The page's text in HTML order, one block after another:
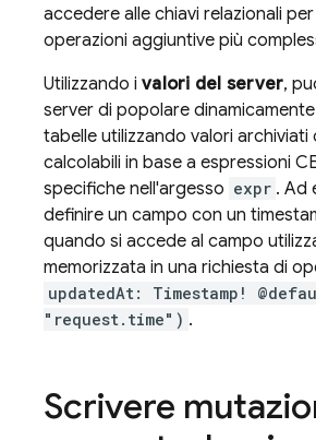
accedere alle chiavi relazionali
operazioni aggiuntive più
Utilizzando i valori del server,
server di popolare
tabelle utilizzando valori archiviati
calcolabili in base a espressioni
specifiche nell'argesso expr . Ad
definire un campo con un
quando si accede al campo
memorizzata in una richiesta di
updatedAt: Timestamp!
"request.time") .
Scrivere